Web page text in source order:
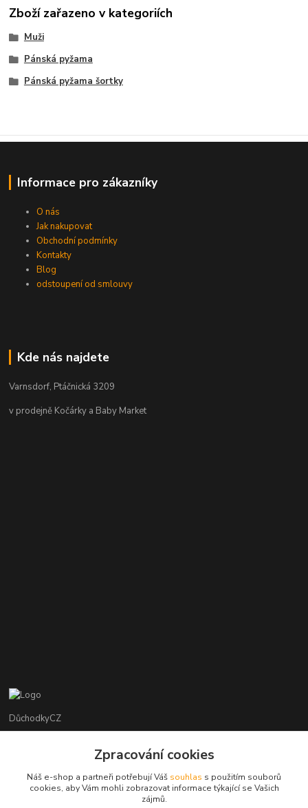
Zboží zařazeno v kategoriích
Muži
Pánská pyžama
Pánská pyžama šortky
Informace pro zákazníky
O nás
Jak nakupovat
Obchodní podmínky
Kontakty
Blog
odstoupení od smlouvy
Kde nás najdete
Varnsdorf, Ptáčnická 3209
v prodejně Kočárky a Baby Market
DůchodkyCZ
+420 412384749
objednavky@duchodky.cz
Zpracování cookies
Náš e-shop a partneři potřebují Váš souhlas s použitím souborů
cookies, aby Vám mohli zobrazovat informace týkající se Vašich
zájmů.